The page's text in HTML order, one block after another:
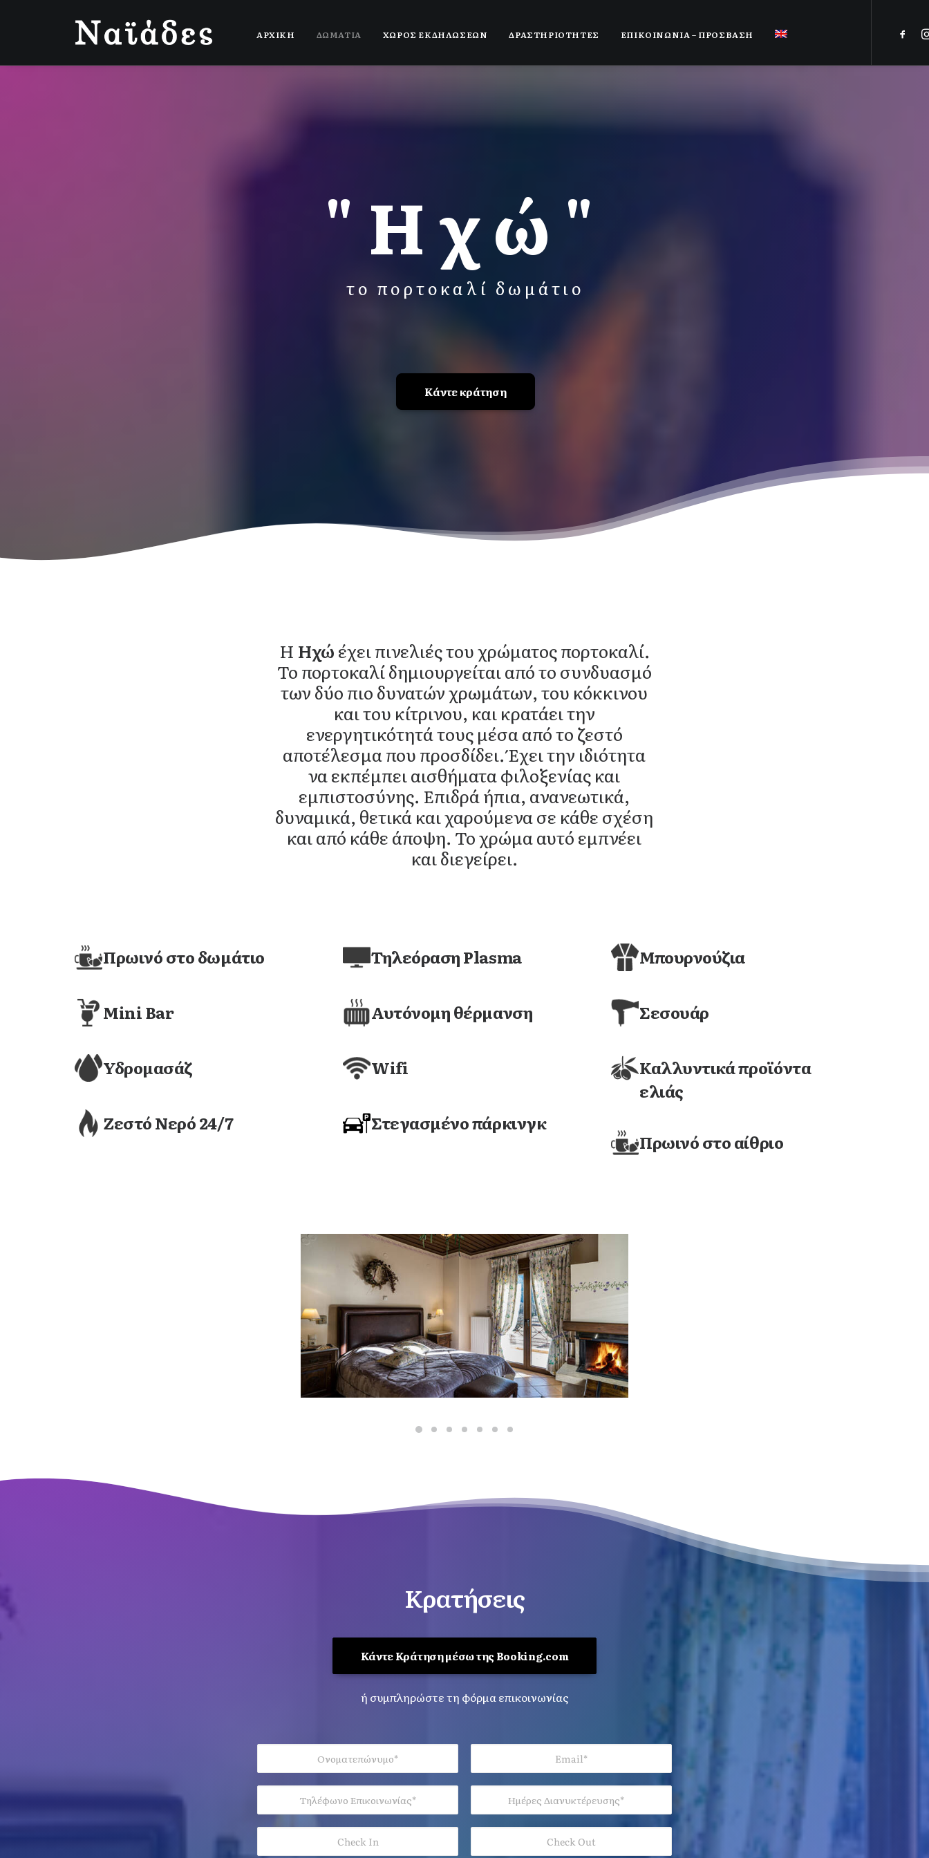
ΑΡΧΙΚΗ ΔΩΜΑΤΙΑ ΧΩΡΟΣ ΕΚΔΗΛΩΣΕΩΝ ΔΡΑΣΤΗΡΙΟΤΗΤΕΣ ΕΠΙΚΟΙΝΩΝΙΑ – ΠΡΟΣΒΑΣΗ
"Ηχώ"
το πορτοκαλί δωμάτιο
Κάντε κράτηση
Η Ηχώέχει πινελιές του χρώματος πορτοκαλί.
Το πορτοκαλί δημιουργείται από το συνδυασμό
των δύο πιο δυνατών χρωμάτων, του κόκκινου
και του κίτρινου, και κρατάει την
ενεργητικότητά τους μέσα από το ζεστό
αποτέλεσμα που προσδίδει. Έχει την ιδιότητα
να εκπέμπει αισθήματα φιλοξενίας και
εμπιστοσύνης. Επιδρά ήπια, ανανεωτικά,
δυναμικά, θετικά και χαρούμενα σε κάθε σχέση
και από κάθε άποψη. Το χρώμα αυτό εμπνέει
και διεγείρει.
Πρωινό στο δωμάτιο
Mini Bar
Υδρομασάζ
Ζεστό Νερό 24/7
Τηλεόραση Plasma
Αυτόνομη θέρμανση
Wifi
Στεγασμένο πάρκινγκ
Μπουρνούζια
Σεσουάρ
Καλλυντικά προϊόντα
ελιάς
Πρωινό στο αίθριο
Κρατήσεις
Κάντε Κράτηση μέσω της Booking.com
ή συμπληρώστε τη φόρμα επικοινωνίας